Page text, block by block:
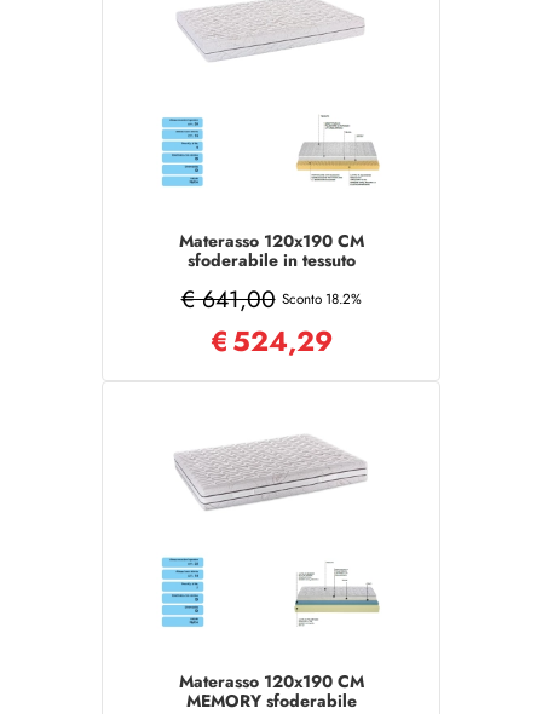
Materasso 120x190 CM
sfoderabile in tessuto
€ 641,00 Sconto 18.2%
€524,29
Materasso 120x190 CM
MEMORY sfoderabile